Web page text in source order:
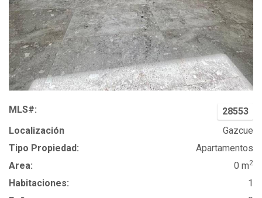
MLS#:
28553
Localización
Gazcue
Tipo Propiedad:
Apartamentos
Area:
0 m2
Habitaciones:
1